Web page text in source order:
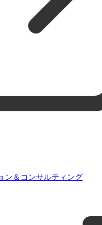
ン＆コンサルティング